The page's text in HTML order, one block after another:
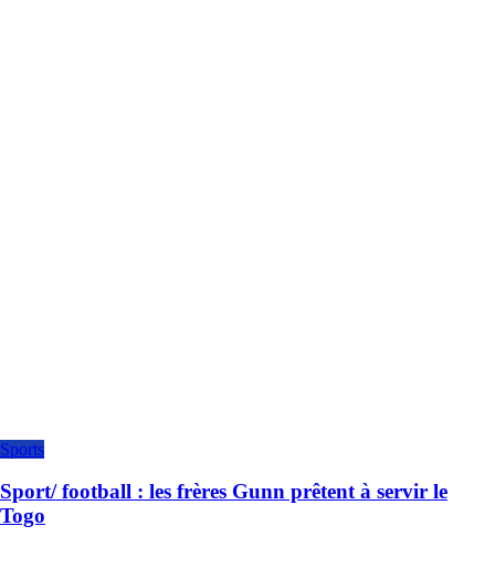
Sports
Sport/ football : les frères Gunn prêtent à servir le
Togo